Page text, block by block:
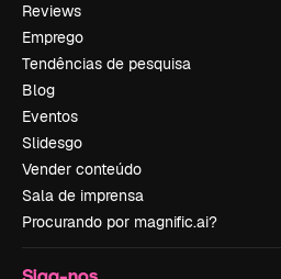
Reviews
Emprego
Tendências de pesquisa
Blog
Eventos
Slidesgo
Vender conteúdo
Sala de imprensa
Procurando por magnific.ai?